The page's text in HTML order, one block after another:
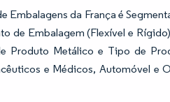
Embalagens da França é
de Embalagem (Flexível e
Produto Metálico e Tipo de
e Médicos, Automóvel e